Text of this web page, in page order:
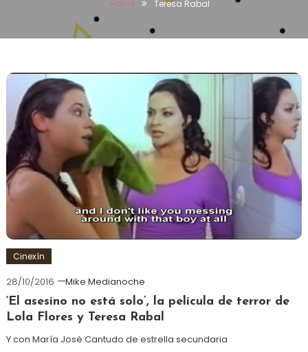
Home Teresa Rabal
Cinexín
28/10/2016
Mike Medianoche
‘El asesino no está solo’, la película de terror de
Lola Flores y Teresa Rabal
Y con María José Cantudo de estrella secundaria